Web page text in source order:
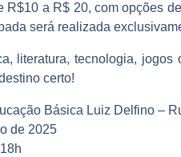
R$10 a R$ 20, com opções
será realizada
literatura, tecnologia,
certo!
Básica Luiz Delfino –
de 2025